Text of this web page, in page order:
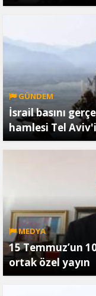
GÜNDEM
İsrail basını
hamlesi Tel
MEDYA
15 Temmuz’un
ortak özel yayın